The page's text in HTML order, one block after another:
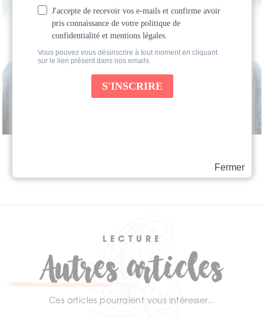
LECTURE
Autres articles
Ces articles pourraient vous intéresser...
Fermer